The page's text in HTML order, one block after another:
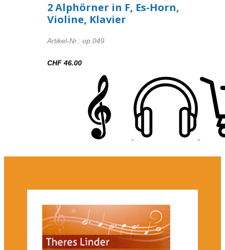
2 Alphörner in F, Es-Horn,
Violine, Klavier
Artikel-Nr.: op.049
CHF 46.00